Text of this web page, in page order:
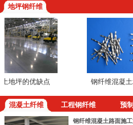
地坪钢纤维
坪的优缺点 钢纤维混凝土地
混凝土纤维 工程钢纤维 预
钢纤维混凝土路面施